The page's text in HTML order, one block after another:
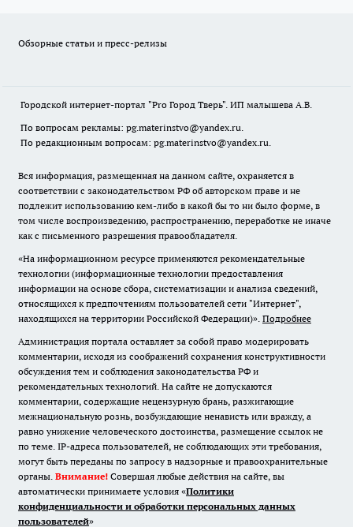
Обзорные статьи и пресс-релизы
Городской интернет-портал "Pro Город Тверь". ИП малышева А.В.
По вопросам рекламы: pg.materinstvo@yandex.ru.
По редакционным вопросам: pg.materinstvo@yandex.ru.
Вся информация, размещенная на данном сайте, охраняется в
соответствии с законодательством РФ об авторском праве и не
подлежит использованию кем-либо в какой бы то ни было форме, в
том числе воспроизведению, распространению, переработке не иначе
как с письменного разрешения правообладателя.
«На информационном ресурсе применяются рекомендательные
технологии (информационные технологии предоставления
информации на основе сбора, систематизации и анализа сведений,
относящихся к предпочтениям пользователей сети "Интернет",
находящихся на территории Российской Федерации)». Подробнее
Администрация портала оставляет за собой право модерировать
комментарии, исходя из соображений сохранения конструктивности
обсуждения тем и соблюдения законодательства РФ и
рекомендательных технологий. На сайте не допускаются
комментарии, содержащие нецензурную брань, разжигающие
межнациональную рознь, возбуждающие ненависть или вражду, а
равно унижение человеческого достоинства, размещение ссылок не
по теме. IP-адреса пользователей, не соблюдающих эти требования,
могут быть переданы по запросу в надзорные и правоохранительные
органы. Внимание! Совершая любые действия на сайте, вы
автоматически принимаете условия «Политики
конфиденциальности и обработки персональных данных
пользователей»